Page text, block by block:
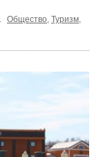
Общество Туризм